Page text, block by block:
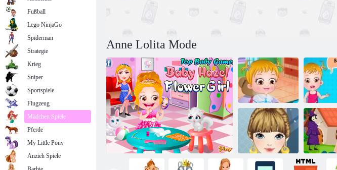
Anne Lolita Mode
Baby Hazel lernt
Fahrzeuge
Baby-
Fair
Fußball
Lego NinjaGo
Spiderman
Strategie
Krieg
Sniper
Sportspiele
Flugzeug
Mädchen Spiele
Pferde
My Little Pony
Anzieh Spiele